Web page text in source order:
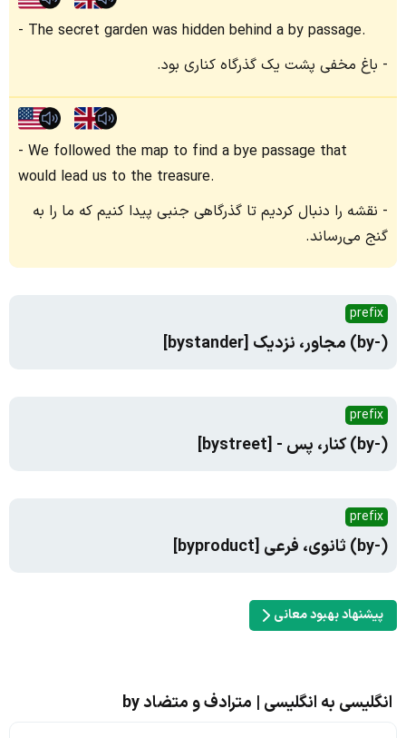
The secret garden was hidden behind a by passage.
باغ مخفی پشت یک گذرگاه کناری بود.
We followed the map to find a bye passage that
would lead us to the treasure.
نقشه را دنبال کردیم تا گذرگاهی جنبی پیدا کنیم که ما را به
گنج می‌رساند.
prefix
(-by) مجاور، نزدیک [bystander]
prefix
(-by) کنار، پس - [bystreet]
prefix
(-by) ثانوی، فرعی [byproduct]
پیشنهاد بهبود معانی
انگلیسی به انگلیسی | مترادف و متضاد by